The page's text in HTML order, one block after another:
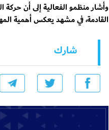
وأشار منظمو الفعالية إلى أن حركة
القادمة، في مشهد يعكس أهمية
شارك